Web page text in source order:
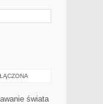
świata